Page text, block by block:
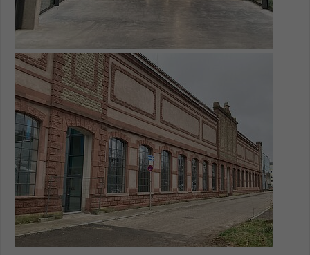
Show larger version for:
angemeldet ist und Rechte besitzt diese
zu verwalten.